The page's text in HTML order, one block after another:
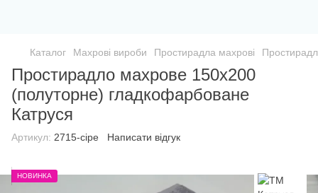
Каталог Махрові вироби Простирадла махрові
Простирадло махрове 150х200
(полуторне) гладкофарбоване
Катруся
Артикул: 2715-сіре Написати відгук
НОВИНКА